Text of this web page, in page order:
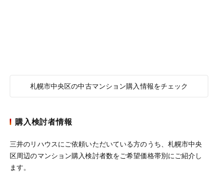
札幌市中央区の中古マンション購入情報をチェック
購入検討者情報
三井のリハウスにご依頼いただいている方のうち、札幌市中央
区周辺のマンション購入検討者数をご希望価格帯別にご紹介し
ます。